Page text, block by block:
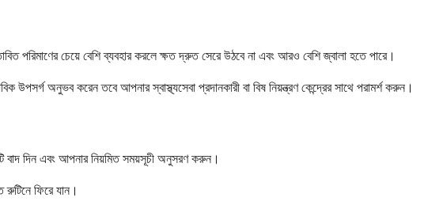
চেয়ে বেশি ব্যবহার করলে ক্ষত দ্রুত সেরে উঠবে না এবং আরও বেশি জ্বালা হতে পারে।
অনুভব করেন তবে আপনার স্বাস্থ্যসেবা প্রদানকারী বা বিষ নিয়ন্ত্রণ কেন্দ্রের সাথে পরামর্শ করুন।
বাদ দিন এবং আপনার নিয়মিত সময়সূচী অনুসরণ করুন।
ফিরে যান।